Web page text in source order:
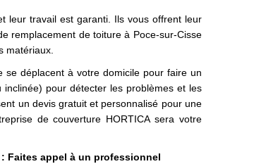
leur travail est garanti. Ils vous offrent leur
remplacement de toiture à Poce-sur-Cisse
matériaux.
se déplacent à votre domicile pour faire un
pour détecter les problèmes et les
un devis gratuit et personnalisé pour une
de couverture HORTICA sera votre
Faites appel à un professionnel